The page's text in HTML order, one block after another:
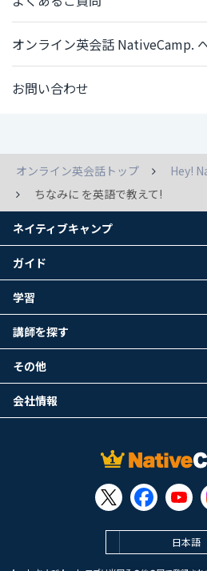
オンライン英会話 NativeCamp.
お問い合わせ
オンライン英会話トップ
Hey!
ちなみに を英語で教えて!
日本語
ネイティブキャンプ
ガイド
学習
講師を探す
その他
会社情報